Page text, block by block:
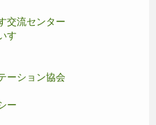
交流センター
す
ーション協会
ー